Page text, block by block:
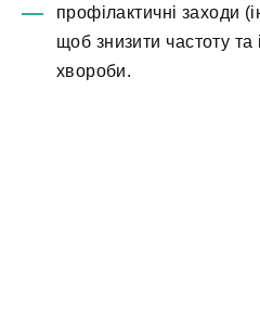
профілактичні заходи
щоб знизити частоту та
хвороби.